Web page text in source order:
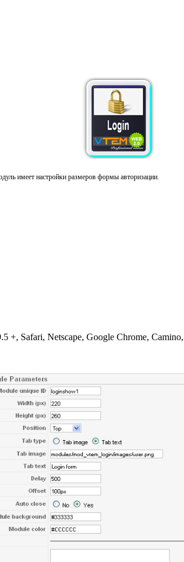
имеет настройки размеров формы авторизации.
+, Safari, Netscape, Google Chrome, Camino,